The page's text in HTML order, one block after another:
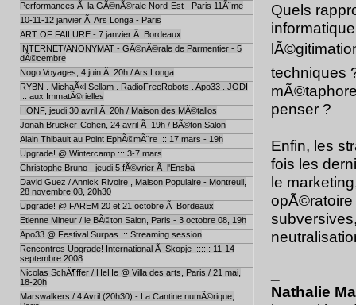
Performances Ã la GÃ©nÃ©rale Nord-Est - Paris 11Ã¨me
10-11-12 janvier Ã Ars Longa - Paris
ART OF FAILURE - 7 janvier Ã Bordeaux
INTERNET/ANONYMAT - GÃ©nÃ©rale de Parmentier - 5
dÃ©cembre
Nogo Voyages, 4 juin Ã 20h / Ars Longa
RYBN . MichaÃ«l Sellam . RadioFreeRobots . Apo33 . JODI
::: aux ImmatÃ©rielles
HONF, jeudi 30 avril Ã 20h / Maison des MÃ©tallos
Jonah Brucker-Cohen, 24 avril Ã 19h / BÃ©ton Salon
Alain Thibault au Point EphÃ©mÃ¨re ::: 17 mars - 19h
Upgrade! @ Wintercamp ::: 3-7 mars
Christophe Bruno - jeudi 5 fÃ©vrier Ã l'Ensba
David Guez / Annick Rivoire , Maison Populaire - Montreuil,
28 novembre 08, 20h30
Upgrade! @ FAREM 20 et 21 octobre Ã Bordeaux
Etienne Mineur / le BÃ©ton Salon, Paris - 3 octobre 08, 19h
Apo33 @ Festival Surpas ::: Streaming session
Rencontres Upgrade! International Ã Skopje ::::::: 11-14
septembre 2008
Nicolas SchÃ¶ffer / HeHe @ Villa des arts, Paris / 21 mai,
18-20h
Marswalkers / 4 Avril (20h30) - La Cantine numÃ©rique,
Quels
techniques
penser ?
Enfin, les
fois les
le
opÃ©ratoire
Nathalie